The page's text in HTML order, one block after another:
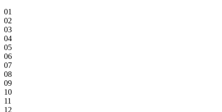
01
02
03
04
05
06
07
08
09
10
11
12